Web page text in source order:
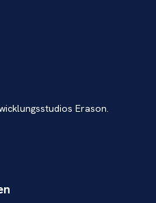
Erason.